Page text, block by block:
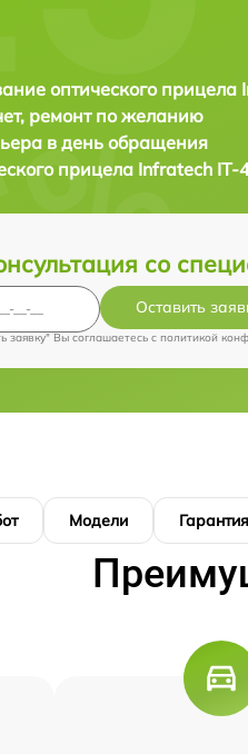
оптического прицела
ремонт по желанию
в день обращения
прицела Infratech IT-
со
Оставить
заявку" Вы соглашаетесь c политикой
Модели Гарантия